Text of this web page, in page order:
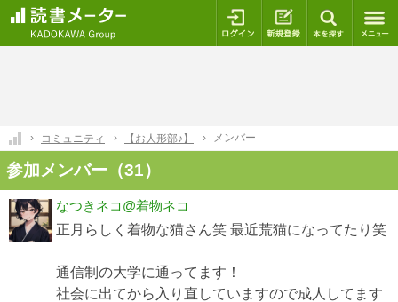
ログイン 新規登録
コミュニティ 【お人形部♪】 メンバー
参加メンバー（31）
なつきネコ@着物ネコ
正月らしく着物な猫さん笑 最近荒猫になってたり笑
通信制の大学に通ってます！
社会に出てから入り直していますので成人してます